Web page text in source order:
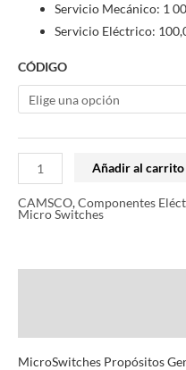
Servicio Mecánico: 1
Servicio Eléctrico:
CÓDIGO
Añadir al carrito
CAMSCO,Componentes
Micro Switches
MicroSwitches Propósitos